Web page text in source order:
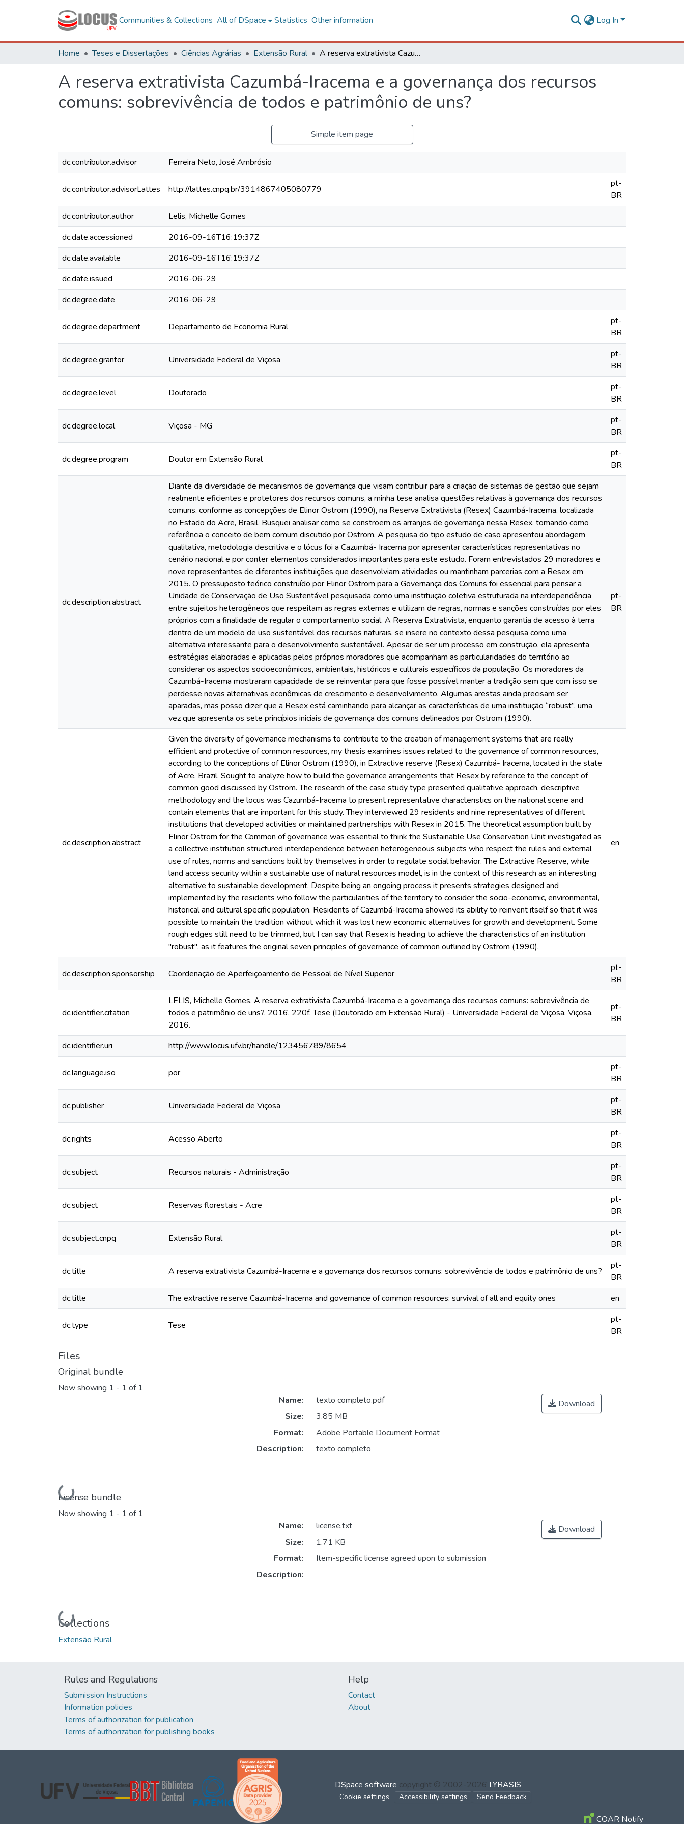
Communities & Collections All of DSpace Statistics Other information Log In
Home Teses e Dissertações Ciências Agrárias Extensão Rural A reserva extrativista Cazumbá-Iracema e a governança dos recursos comuns: sobrevivência de todos e patrimônio de uns?
A reserva extrativista Cazumbá-Iracema e a governança dos recursos
comuns: sobrevivência de todos e patrimônio de uns?
Simple item page
dc.contributor.advisor Ferreira Neto, José Ambrósio
dc.contributor.advisorLattes http://lattes.cnpq.br/3914867405080779
pt-
BR
dc.contributor.author
Lelis, Michelle Gomes
dc.date.accessioned
2016-09-16T16:19:37Z
dc.date.available
2016-09-16T16:19:37Z
dc.date.issued
2016-06-29
dc.degree.date
2016-06-29
dc.degree.department Departamento de Economia Rural
pt-
BR
dc.degree.grantor Universidade Federal de Viçosa
pt-
BR
dc.degree.level Doutorado
pt-
BR
dc.degree.local Viçosa - MG
pt-
BR
dc.degree.program Doutor em Extensão Rural
pt-
BR
dc.description.abstract
Diante da diversidade de mecanismos de governança que visam contribuir para a criação de sistemas de gestão que sejam
realmente eficientes e protetores dos recursos comuns, a minha tese analisa questões relativas à governança dos recursos
comuns, conforme as concepções de Elinor Ostrom (1990), na Reserva Extrativista (Resex) Cazumbá-Iracema, localizada
no Estado do Acre, Brasil. Busquei analisar como se constroem os arranjos de governança nessa Resex, tomando como
referência o conceito de bem comum discutido por Ostrom. A pesquisa do tipo estudo de caso apresentou abordagem
qualitativa, metodologia descritiva e o lócus foi a Cazumbá- Iracema por apresentar características representativas no
cenário nacional e por conter elementos considerados importantes para este estudo. Foram entrevistados 29 moradores e
nove representantes de diferentes instituições que desenvolviam atividades ou mantinham parcerias com a Resex em
2015. O pressuposto teórico construído por Elinor Ostrom para a Governança dos Comuns foi essencial para pensar a
Unidade de Conservação de Uso Sustentável pesquisada como uma instituição coletiva estruturada na interdependência
entre sujeitos heterogêneos que respeitam as regras externas e utilizam de regras, normas e sanções construídas por eles
próprios com a finalidade de regular o comportamento social. A Reserva Extrativista, enquanto garantia de acesso à terra
dentro de um modelo de uso sustentável dos recursos naturais, se insere no contexto dessa pesquisa como uma
alternativa interessante para o desenvolvimento sustentável. Apesar de ser um processo em construção, ela apresenta
estratégias elaboradas e aplicadas pelos próprios moradores que acompanham as particularidades do território ao
considerar os aspectos socioeconômicos, ambientais, históricos e culturais específicos da população. Os moradores da
Cazumbá-Iracema mostraram capacidade de se reinventar para que fosse possível manter a tradição sem que com isso se
perdesse novas alternativas econômicas de crescimento e desenvolvimento. Algumas arestas ainda precisam ser
aparadas, mas posso dizer que a Resex está caminhando para alcançar as características de uma instituição “robust”, uma
vez que apresenta os sete princípios iniciais de governança dos comuns delineados por Ostrom (1990).
pt-
BR
dc.description.abstract
Given the diversity of governance mechanisms to contribute to the creation of management systems that are really
efficient and protective of common resources, my thesis examines issues related to the governance of common resources,
according to the conceptions of Elinor Ostrom (1990), in Extractive reserve (Resex) Cazumbá- Iracema, located in the state
of Acre, Brazil. Sought to analyze how to build the governance arrangements that Resex by reference to the concept of
common good discussed by Ostrom. The research of the case study type presented qualitative approach, descriptive
methodology and the locus was Cazumbá-Iracema to present representative characteristics on the national scene and
contain elements that are important for this study. They interviewed 29 residents and nine representatives of different
institutions that developed activities or maintained partnerships with Resex in 2015. The theoretical assumption built by
Elinor Ostrom for the Common of governance was essential to think the Sustainable Use Conservation Unit investigated as
a collective institution structured interdependence between heterogeneous subjects who respect the rules and external
use of rules, norms and sanctions built by themselves in order to regulate social behavior. The Extractive Reserve, while
land access security within a sustainable use of natural resources model, is in the context of this research as an interesting
alternative to sustainable development. Despite being an ongoing process it presents strategies designed and
implemented by the residents who follow the particularities of the territory to consider the socio-economic, environmental,
historical and cultural specific population. Residents of Cazumbá-Iracema showed its ability to reinvent itself so that it was
possible to maintain the tradition without which it was lost new economic alternatives for growth and development. Some
rough edges still need to be trimmed, but I can say that Resex is heading to achieve the characteristics of an institution
"robust", as it features the original seven principles of governance of common outlined by Ostrom (1990).
en
dc.description.sponsorship Coordenação de Aperfeiçoamento de Pessoal de Nível Superior
pt-
BR
dc.identifier.citation
LELIS, Michelle Gomes. A reserva extrativista Cazumbá-Iracema e a governança dos recursos comuns: sobrevivência de
todos e patrimônio de uns?. 2016. 220f. Tese (Doutorado em Extensão Rural) - Universidade Federal de Viçosa, Viçosa.
2016.
pt-
BR
dc.identifier.uri http://www.locus.ufv.br/handle/123456789/8654
dc.language.iso por
pt-
BR
dc.publisher Universidade Federal de Viçosa
pt-
BR
dc.rights Acesso Aberto
pt-
BR
dc.subject Recursos naturais - Administração
pt-
BR
dc.subject Reservas florestais - Acre
pt-
BR
dc.subject.cnpq Extensão Rural
pt-
BR
dc.title A reserva extrativista Cazumbá-Iracema e a governança dos recursos comuns: sobrevivência de todos e patrimônio de uns?
pt-
BR
dc.title
The extractive reserve Cazumbá-Iracema and governance of common resources: survival of all and equity ones en
dc.type Tese
pt-
BR
Files
Original bundle
Now showing 1 - 1 of 1
Loading...
Name:
texto completo.pdf
Size:
3.85 MB
Format:
Adobe Portable Document Format
Description:
texto completo
Download
License bundle
Now showing 1 - 1 of 1
Loading...
Name:
license.txt
Size:
1.71 KB
Format:
Item-specific license agreed upon to submission
Description:
Download
Collections
Extensão Rural
Rules and Regulations
Submission Instructions
Information policies
Terms of authorization for publication
Terms of authorization for publishing books
Help
Contact
About
DSpace software copyright © 2002-2026 LYRASIS
Cookie settings Accessibility settings Send Feedback
COAR Notify